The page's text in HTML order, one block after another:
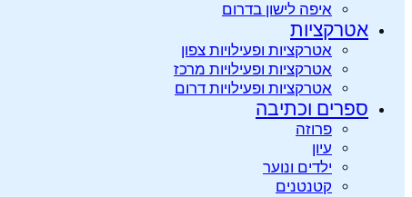
איפה לישון בדרום
אטרקציות
אטרקציות ופעילויות צפון
אטרקציות ופעילויות מרכז
אטרקציות ופעילויות דרום
ספרים וכתיבה
פרוזה
עיון
ילדים ונוער
קטנטנים